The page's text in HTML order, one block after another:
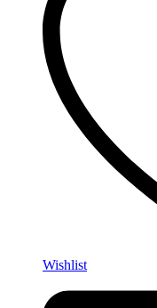
Wishlist